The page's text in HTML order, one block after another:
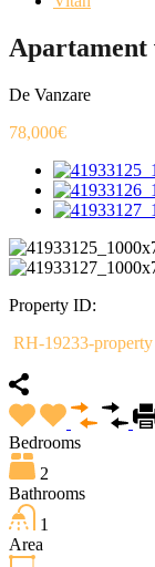
Apartament
De Vanzare
78,000€
Property ID:
RH-19233-property
Bedrooms
2
Bathrooms
1
Area